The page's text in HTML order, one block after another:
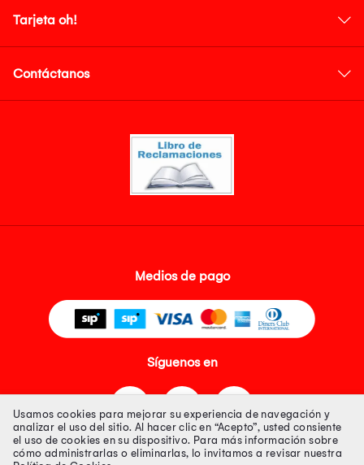
Tarjeta oh!
Contáctanos
Medios de pago
Síguenos en
Usamos cookies para mejorar su experiencia de navegación y
analizar el uso del sitio. Al hacer clic en “Acepto”, usted consiente
el uso de cookies en su dispositivo. Para más información sobre
cómo administrarlas o eliminarlas, lo invitamos a revisar nuestra